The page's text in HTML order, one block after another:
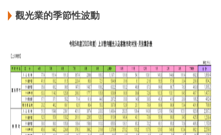
觀光業的季節性波動